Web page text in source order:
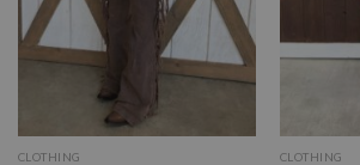
CLOTHING CLOTHING